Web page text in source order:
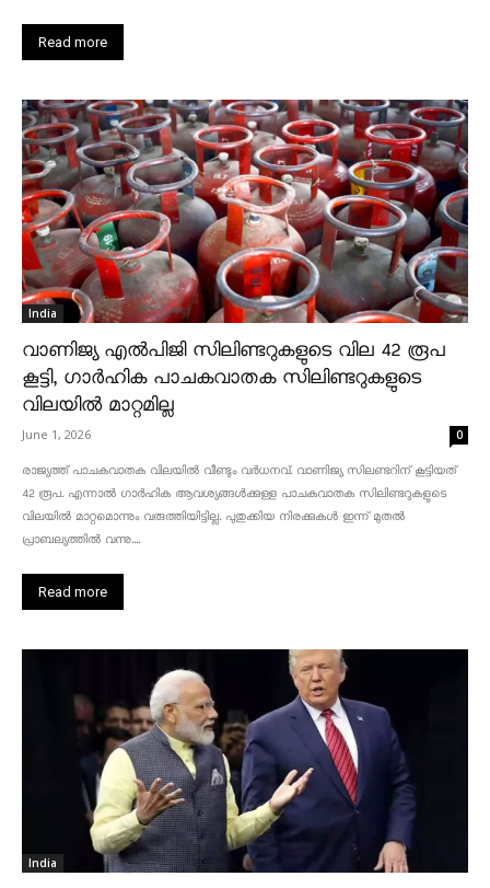
Read more
India
വാണിജ്യ എൽപിജി സിലിണ്ടറുകളുടെ വില 42 രൂപ
കൂട്ടി, ഗാർഹിക പാചകവാതക സിലിണ്ടറുകളുടെ
വിലയിൽ മാറ്റമില്ല
June 1, 2026 0
രാജ്യത്ത് പാചകവാതക വിലയിൽ വീണ്ടും വർധനവ്. വാണിജ്യ സിലണ്ടറിന് കൂട്ടിയത്
42 രൂപ. എന്നാൽ ഗാർഹിക ആവശ്യങ്ങൾക്കുള്ള പാചകവാതക സിലിണ്ടറുകളുടെ
വിലയിൽ മാറ്റമൊന്നും വരുത്തിയിട്ടില്ല. പുതുക്കിയ നിരക്കുകൾ ഇന്ന് മുതൽ
പ്രാബല്യത്തിൽ വന്നു....
Read more
India